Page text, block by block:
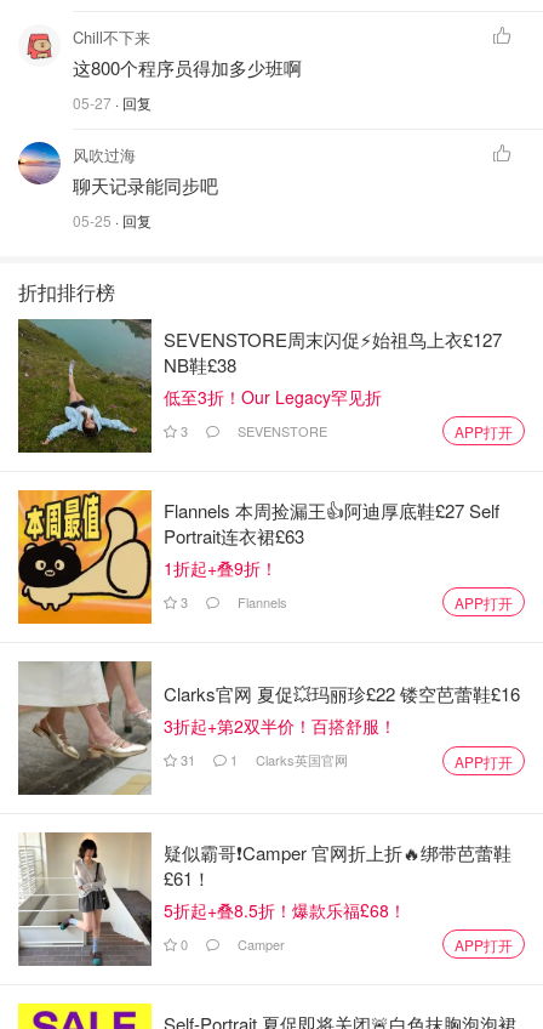
Chill不下来
这800个程序员得加多少班啊
05-27 · 回复
风吹过海
聊天记录能同步吧
05-25 · 回复
折扣排行榜
SEVENSTORE周末闪促⚡️始祖鸟上衣£127
NB鞋£38
低至3折！Our Legacy罕见折
3 SEVENSTORE APP打开
Flannels 本周捡漏王👍阿迪厚底鞋£27 Self
Portrait连衣裙£63
1折起+叠9折！
3 Flannels APP打开
Clarks官网 夏促💥玛丽珍£22 镂空芭蕾鞋£16
3折起+第2双半价！百搭舒服！
31 1 Clarks英国官网 APP打开
疑似霸哥❗️Camper 官网折上折🔥绑带芭蕾鞋
£61！
5折起+叠8.5折！爆款乐福£68！
0 Camper APP打开
Self-Portrait 夏促即将关闭🚨白色抹胸泡泡裙